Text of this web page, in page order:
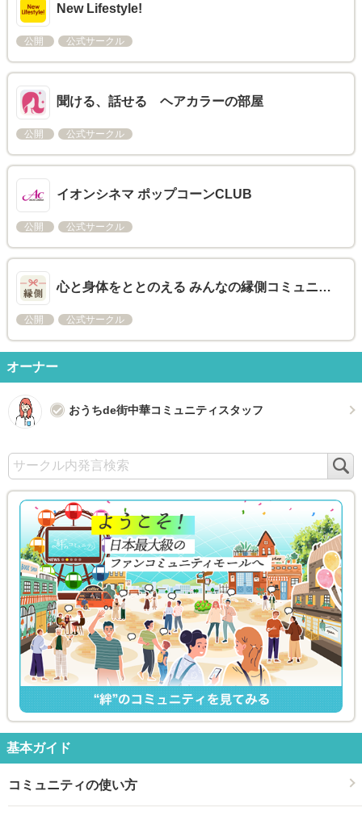
New Lifestyle!
公開 公式サークル
聞ける、話せる ヘアカラーの部屋
公開 公式サークル
イオンシネマ ポップコーンCLUB
公開 公式サークル
心と身体をととのえる みんなの縁側コミュニ…
公開 公式サークル
オーナー
おうちde街中華コミュニティスタッフ
索
基本ガイド
コミュニティの使い方